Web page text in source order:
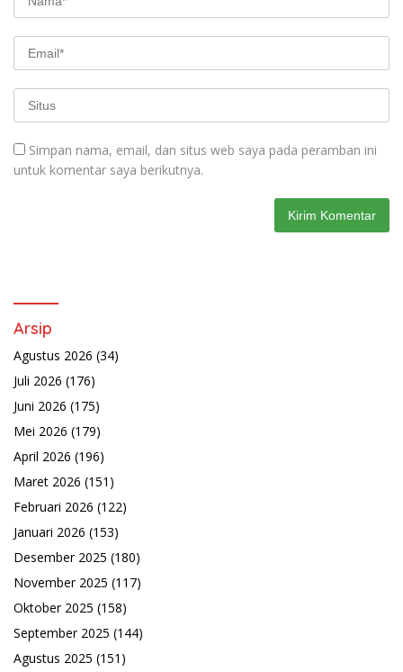
Simpan nama, email, dan situs web saya pada peramban ini
untuk komentar saya berikutnya.
Arsip
Agustus 2026 (34)
Juli 2026 (176)
Juni 2026 (175)
Mei 2026 (179)
April 2026 (196)
Maret 2026 (151)
Februari 2026 (122)
Januari 2026 (153)
Desember 2025 (180)
November 2025 (117)
Oktober 2025 (158)
September 2025 (144)
Agustus 2025 (151)